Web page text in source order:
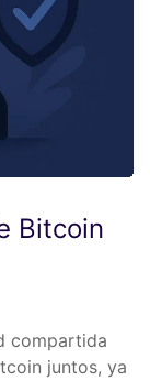
Bitcoin
compartida
juntos, ya